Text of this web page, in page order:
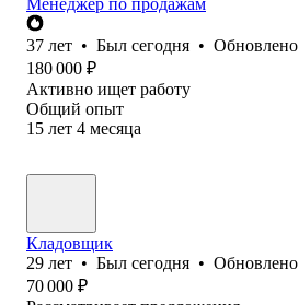
37 лет • Был сегодня • Обновлено
180 000 ₽
Активно ищет работу
Общий опыт
15 лет 4 месяца
Кладовщик
29 лет • Был сегодня • Обновлено
70 000 ₽